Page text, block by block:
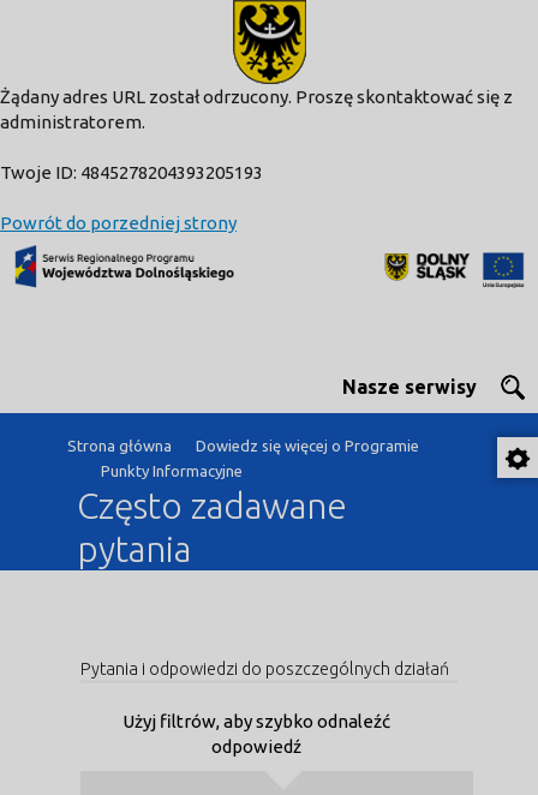
Żądany adres URL został odrzucony. Proszę skontaktować się z
administratorem.
Twoje ID: 4845278204393205193
Powrót do porzedniej strony
Nasze serwisy
Strona główna
Dowiedz się więcej o Programie
Punkty Informacyjne
Często zadawane
pytania
Pytania i odpowiedzi do poszczególnych działań
Użyj filtrów, aby szybko odnaleźć
odpowiedź
modal-check